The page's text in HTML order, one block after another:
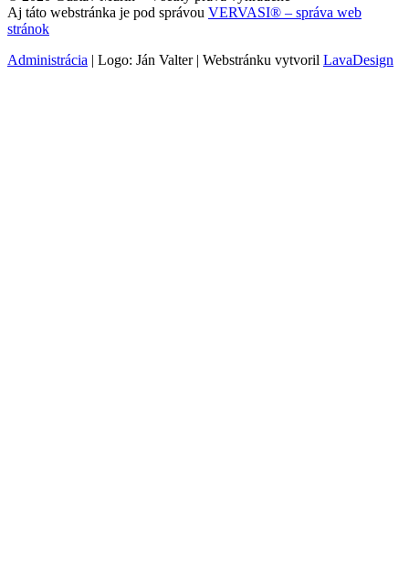
Aj táto webstránka je pod správou VERVASI® – správa web
stránok
Administrácia | Logo: Ján Valter | Webstránku vytvoril LavaDesign